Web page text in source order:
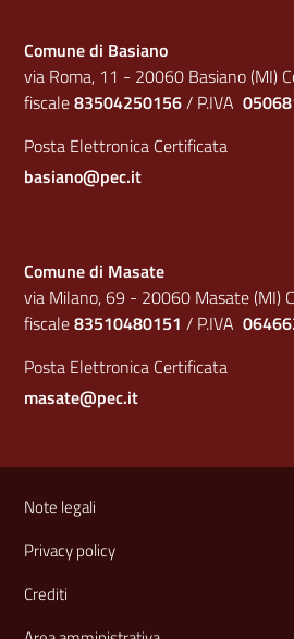
Comune di Basiano
via Roma, 11 - 20060 Basiano (MI)
fiscale83504250156/ P.IVA
Posta Elettronica Certificata
basiano@pec.it
Comune di Masate
via Milano, 69 - 20060 Masate (MI)
fiscale83510480151 / P.IVA
Posta Elettronica Certificata
masate@pec.it
Sezione Link Utili
Note legali
Privacy policy
Crediti